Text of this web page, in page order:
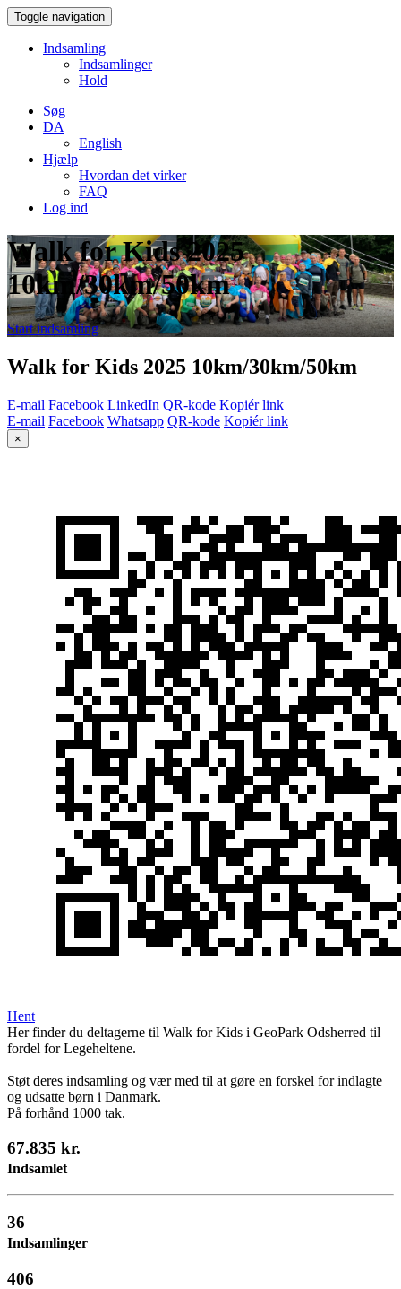
Toggle navigation
Indsamling
Indsamlinger
Hold
Søg
DA
English
Hjælp
Hvordan det virker
FAQ
Log ind
Walk for Kids 2025
10km/30km/50km
Start indsamling
Walk for Kids 2025 10km/30km/50km
E-mail Facebook LinkedIn QR-kode Kopiér link
E-mail Facebook Whatsapp QR-kode Kopiér link
×
Hent
Her finder du deltagerne til Walk for Kids i GeoPark Odsherred til
fordel for Legeheltene.
Støt deres indsamling og vær med til at gøre en forskel for indlagte
og udsatte børn i Danmark.
På forhånd 1000 tak.
67.835 kr.
Indsamlet
36
Indsamlinger
406